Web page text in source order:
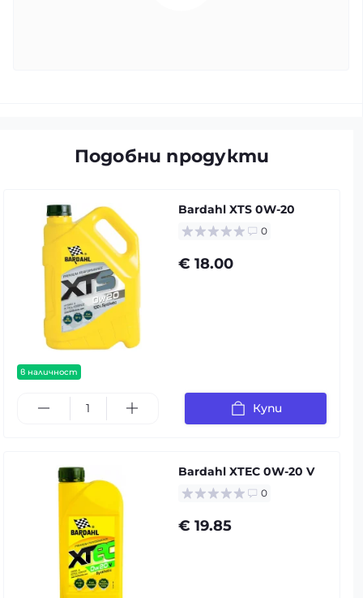
Подобни продукти
в наличност
Bardahl XTS 0W-20
0
€ 18.00
Купи
Bardahl XTEC 0W-20 V
0
€ 19.85